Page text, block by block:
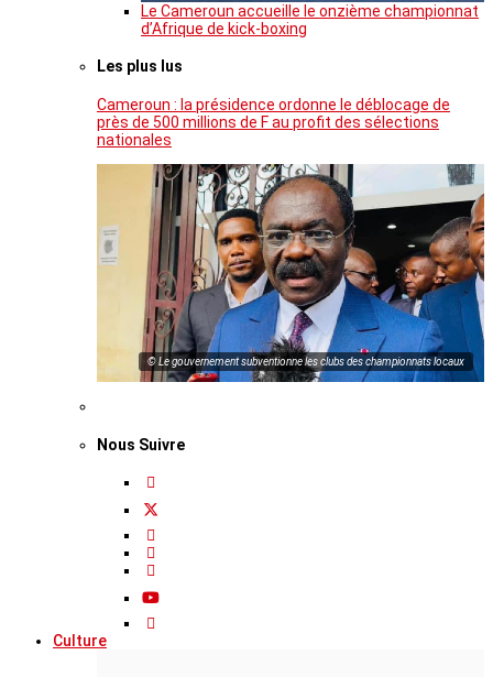
Le Cameroun accueille le onzième championnat
d’Afrique de kick-boxing
Les plus lus
Cameroun : la présidence ordonne le déblocage de
près de 500 millions de F au profit des sélections
nationales
© Le gouvernement subventionne les clubs des championnats locaux
Nous Suivre
Culture